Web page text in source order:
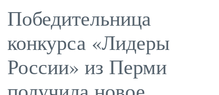
Победительница
конкурса «Лидеры
России» из Перми